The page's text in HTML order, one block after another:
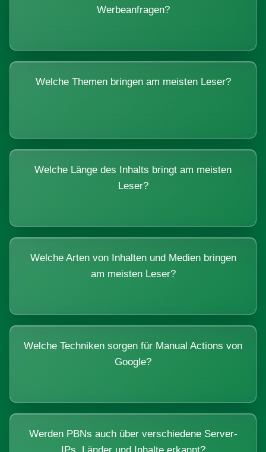
Werbeanfragen?
Welche Themen bringen am meisten Leser?
Welche Länge des Inhalts bringt am meisten
Leser?
Welche Arten von Inhalten und Medien bringen
am meisten Leser?
Welche Techniken sorgen für Manual Actions von
Google?
Werden PBNs auch über verschiedene Server-